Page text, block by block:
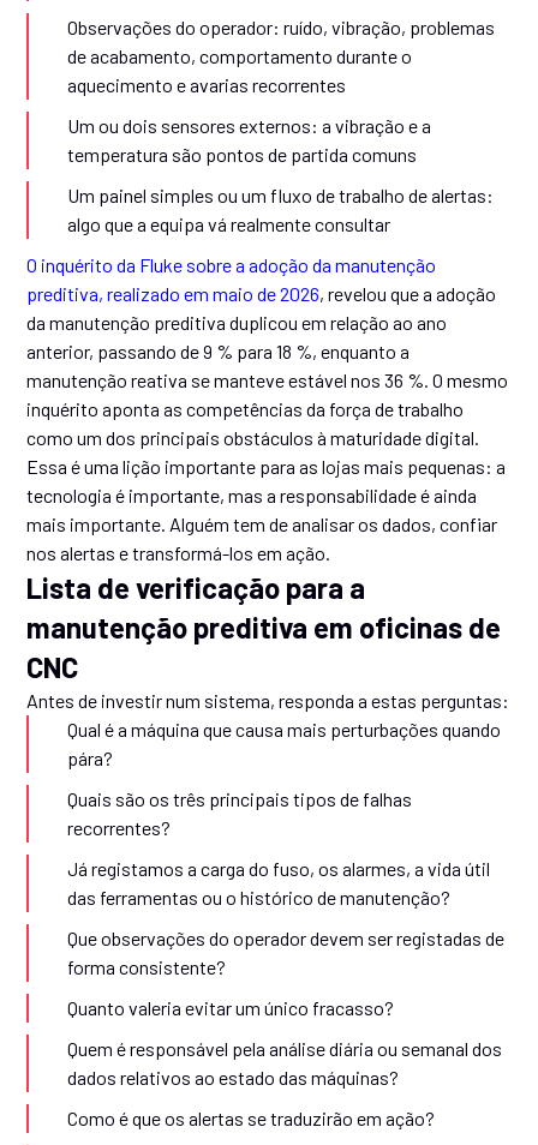
Observações do operador: ruído, vibração, problemas
de acabamento, comportamento durante o
aquecimento e avarias recorrentes
Um ou dois sensores externos: a vibração e a
temperatura são pontos de partida comuns
Um painel simples ou um fluxo de trabalho de alertas:
algo que a equipa vá realmente consultar
O inquérito da Fluke sobre a adoção da manutenção
preditiva, realizado em maio de 2026, revelou que a adoção
da manutenção preditiva duplicou em relação ao ano
anterior, passando de 9 % para 18 %, enquanto a
manutenção reativa se manteve estável nos 36 %. O mesmo
inquérito aponta as competências da força de trabalho
como um dos principais obstáculos à maturidade digital.
Essa é uma lição importante para as lojas mais pequenas: a
tecnologia é importante, mas a responsabilidade é ainda
mais importante. Alguém tem de analisar os dados, confiar
nos alertas e transformá-los em ação.
Lista de verificação para a
manutenção preditiva em oficinas de
CNC
Antes de investir num sistema, responda a estas perguntas:
Qual é a máquina que causa mais perturbações quando
pára?
Quais são os três principais tipos de falhas
recorrentes?
Já registamos a carga do fuso, os alarmes, a vida útil
das ferramentas ou o histórico de manutenção?
Que observações do operador devem ser registadas de
forma consistente?
Quanto valeria evitar um único fracasso?
Quem é responsável pela análise diária ou semanal dos
dados relativos ao estado das máquinas?
Como é que os alertas se traduzirão em ação?